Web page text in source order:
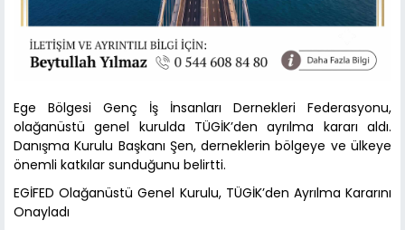
Ege Bölgesi Genç İş İnsanları Dernekleri Federasyonu,
olağanüstü genel kurulda TÜGİK’den ayrılma kararı aldı.
Danışma Kurulu Başkanı Şen, derneklerin bölgeye ve ülkeye
önemli katkılar sunduğunu belirtti.
EGİFED Olağanüstü Genel Kurulu, TÜGİK’den Ayrılma Kararını
Onayladı